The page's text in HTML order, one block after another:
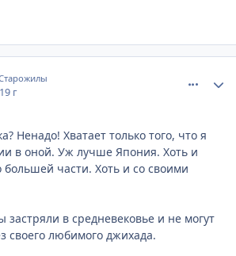
19 г
Ненадо! Хватает только того, что я
в оной. Уж лучше Япония. Хоть и
большей части. Хоть и со своими
застряли в средневековье и не могут
своего любимого джихада.